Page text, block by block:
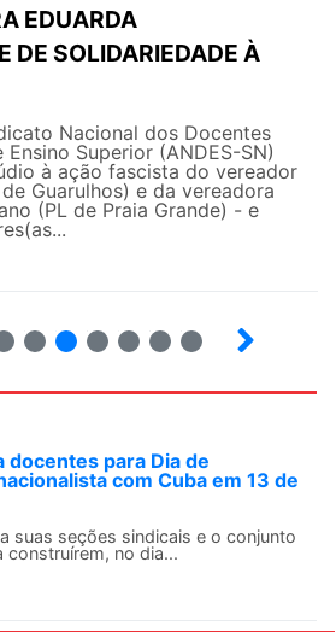
EDUARDA
DE SOLIDARIEDADE À
Nacional dos Docentes
Superior (ANDES-SN)
à ação fascista do vereador
Guarulhos) e da vereadora
(PL de Praia Grande) - e
docentes para Dia de
com Cuba em 13 de
suas seções sindicais e o conjunto
no dia...